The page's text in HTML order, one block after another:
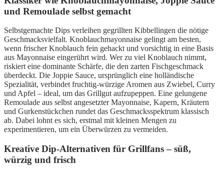
und Remoulade selbst gemacht
Selbstgemachte Dips verleihen gegrillten Kibbellingen die nötige
Geschmacksvielfalt. Knoblauchmayonnaise gelingt am besten,
wenn frischer Knoblauch fein gehackt und vorsichtig in eine Basis
aus Mayonnaise eingerührt wird. Wer zu viel Knoblauch nimmt,
riskiert eine dominante Schärfe, die den zarten Fischgeschmack
überdeckt. Die Joppie Sauce, ursprünglich eine holländische
Spezialität, verbindet fruchtig-würzige Aromen aus Zwiebel, Curry
und Apfel – ideal, um das Grillgut aufzupeppen. Eine gelungene
Remoulade aus selbst angesetzter Mayonnaise, Kapern, Kräutern
und Gurkenstückchen rundet das Geschmacksspektrum klassisch
ab. Dabei lohnt es sich, erstmal mit kleinen Mengen zu
experimentieren, um ein Überwürzen zu vermeiden.
Kreative Dip-Alternativen für Grillfans – süß,
würzig und frisch